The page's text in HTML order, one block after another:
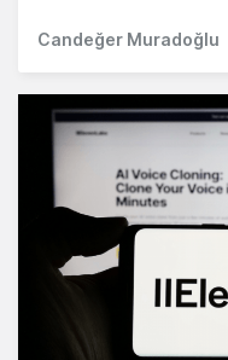
Candeğer Muradoğlu